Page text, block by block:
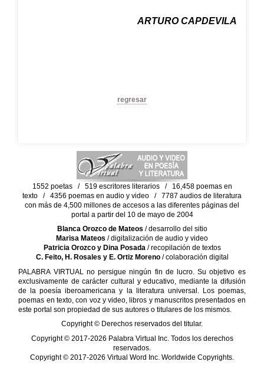
ARTURO CAPDEVILA
regresar
1552 poetas / 519 escritores literarios / 16,458 poemas en
texto / 4356 poemas en audio y video / 7787 audios de literatura
con más de 4,500 millones de accesos a las diferentes páginas del
portal a partir del 10 de mayo de 2004
Blanca Orozco de Mateos / desarrollo del sitio
Marisa Mateos / digitalización de audio y video
Patricia Orozco y Dina Posada/ recopilación de textos
C. Feito, H. Rosales y E. Ortiz Moreno/ colaboración digital
PALABRA VIRTUAL no persigue ningún fin de lucro. Su objetivo es
exclusivamente de carácter cultural y educativo, mediante la difusión
de la poesía iberoamericana y la literatura universal. Los poemas,
poemas en texto, con voz y video, libros y manuscritos presentados en
este portal son propiedad de sus autores o titulares de los mismos.
Copyright © Derechos reservados del titular.
Copyright © 2017-2026 Palabra Virtual Inc. Todos los derechos
reservados.
Copyright © 2017-2026 Virtual Word Inc. Worldwide Copyrights.